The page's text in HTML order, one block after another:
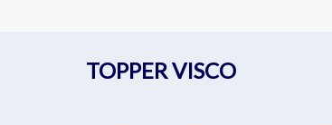
TOPPER VISCO